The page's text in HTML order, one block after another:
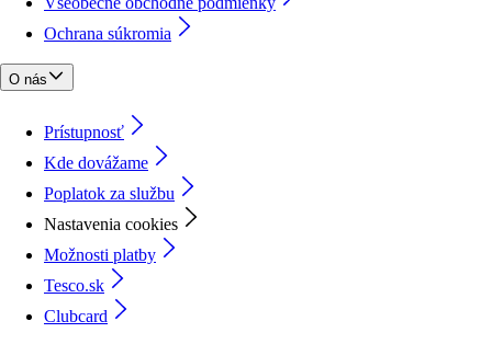
Ochrana súkromia
O nás
Prístupnosť
Kde dovážame
Poplatok za službu
Nastavenia cookies
Možnosti platby
Tesco.sk
Clubcard